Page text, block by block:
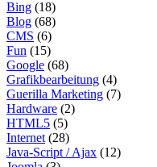
Bing (18)
Blog (68)
CMS (6)
Fun (15)
Google (68)
Grafikbearbeitung (4)
Guerilla Marketing (7)
Hardware (2)
HTML5 (5)
Internet (28)
Java-Script / Ajax (12)